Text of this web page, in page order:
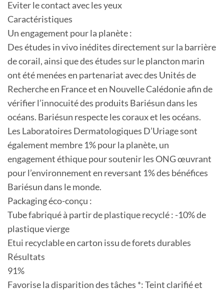
Eviter le contact avec les yeux
Caractéristiques
Un engagement pour la planète :
Des études in vivo inédites directement sur la barrière
de corail, ainsi que des études sur le plancton marin
ont été menées en partenariat avec des Unités de
Recherche en France et en Nouvelle Calédonie afin de
vérifier l’innocuité des produits Bariésun dans les
océans. Bariésun respecte les coraux et les océans.
Les Laboratoires Dermatologiques D’Uriage sont
également membre 1% pour la planète, un
engagement éthique pour soutenir les ONG œuvrant
pour l’environnement en reversant 1% des bénéfices
Bariésun dans le monde.
Packaging éco-conçu :
Tube fabriqué à partir de plastique recyclé : -10% de
plastique vierge
Etui recyclable en carton issu de forets durables
Résultats
91%
Favorise la disparition des tâches *: Teint clarifié et